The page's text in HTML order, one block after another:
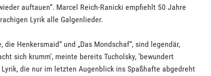
auftauen“. Marcel Reich-Ranicki empfiehlt 50 Jahre
Lyrik alle Galgenlieder.
die Henkersmaid“ und „Das Mondschaf“, sind legendär,
sich krumm', meinte bereits Tucholsky, 'bewundert
die nur im letzten Augenblick ins Spaßhafte abgedreht